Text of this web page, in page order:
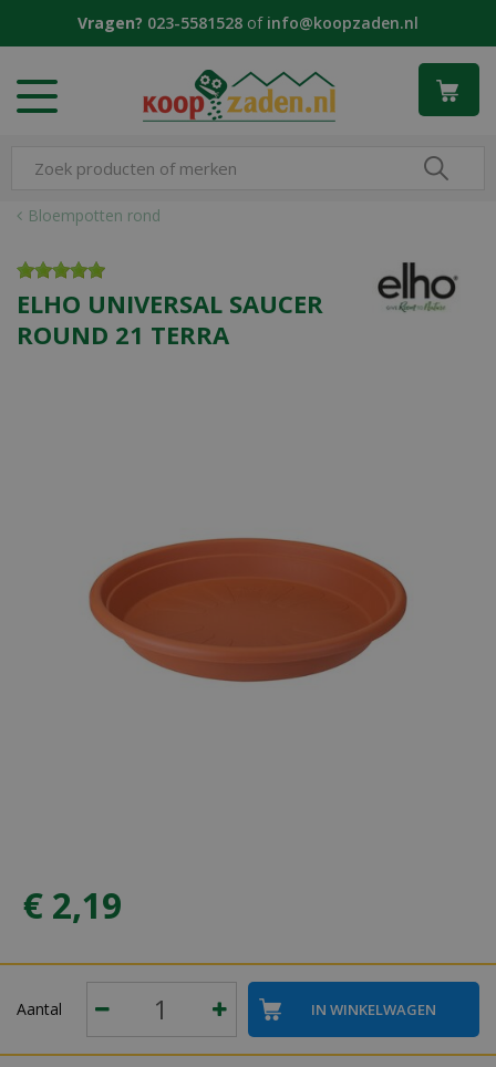
Bloempotten rond
Vragen? 023-5581528 of info@koopzaden.nl
ELHO UNIVERSAL SAUCER
ROUND 21 TERRA
€ 2,19
Aantal